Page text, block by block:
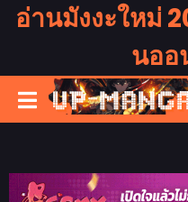
อ่านมังงะใหม่
นออ